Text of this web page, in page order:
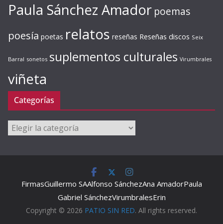
Paula Sánchez Amador poemas
poesía poetas relatos reseñas Reseñas discos Seix
Barral sonetos suplementos culturales Virumbrales
viñeta
Categorías
Categorías
FirmasGuillermo SAAlfonso SánchezAna AmadorPaula
Gabriel SánchezVirumbralesErin
Copyright © 2026 PATIO SIN RED. All rights reserved.